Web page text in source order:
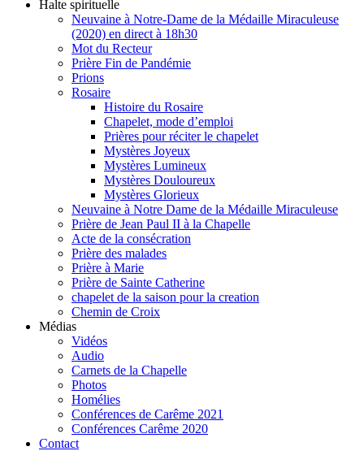
Halte spirituelle
Neuvaine à Notre-Dame de la Médaille Miraculeuse
(2020) en direct à 18h30
Mot du Recteur
Prière Fin de Pandémie
Prions
Rosaire
Histoire du Rosaire
Chapelet, mode d’emploi
Prières pour réciter le chapelet
Mystères Joyeux
Mystères Lumineux
Mystères Douloureux
Mystères Glorieux
Neuvaine à Notre Dame de la Médaille Miraculeuse
Prière de Jean Paul II à la Chapelle
Acte de la consécration
Prière des malades
Prière à Marie
Prière de Sainte Catherine
chapelet de la saison pour la creation
Chemin de Croix
Médias
Vidéos
Audio
Carnets de la Chapelle
Photos
Homélies
Conférences de Carême 2021
Conférences Carême 2020
Contact